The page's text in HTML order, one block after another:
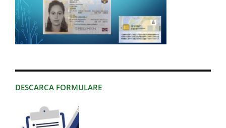
DESCARCA FORMULARE